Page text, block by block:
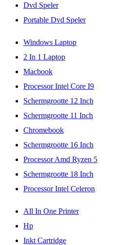
Dvd Speler
Portable Dvd Speler
Windows Laptop
2 In 1 Laptop
Macbook
Processor Intel Core I9
Schermgrootte 12 Inch
Schermgrootte 11 Inch
Chromebook
Schermgrootte 16 Inch
Processor Amd Ryzen 5
Schermgrootte 18 Inch
Processor Intel Celeron
All In One Printer
Hp
Inkt Cartridge